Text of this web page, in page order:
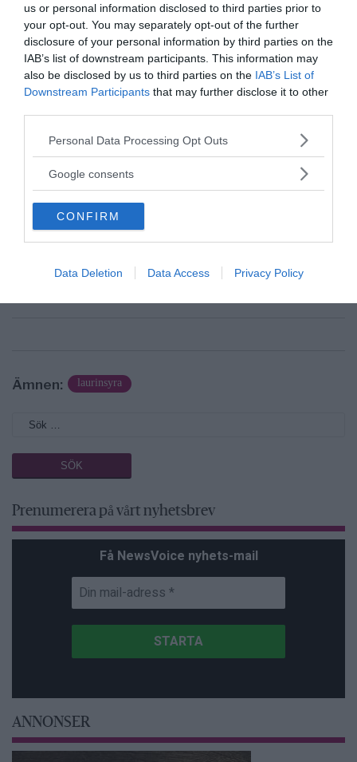
us or personal information disclosed to third parties prior to
your opt-out. You may separately opt-out of the further
disclosure of your personal information by third parties on the
IAB’s list of downstream participants. This information may
also be disclosed by us to third parties on the IAB’s List of
Downstream Participants that may further disclose it to other
Please note that this website/app uses one or more Google
not limited to your visit or usage behaviour. You may click to
use your data for below specified purposes in below Google
consent section.
Personal Data Processing Opt Outs
Google consents
CONFIRM
Data Deletion Data Access Privacy Policy
Torbjörn Sassersson
redaktionen@newsvoice.se
Ämnen: laurinsyra
Prenumerera på vårt nyhetsbrev
Få NewsVoice nyhets-mail
ANNONSER